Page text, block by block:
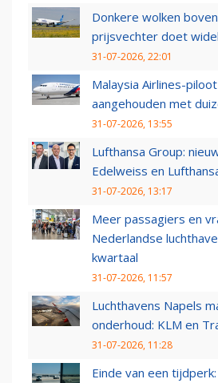
Donkere wolken
prijsvechter doet
31-07-2026, 22:01
Malaysia Airlines-
aangehouden met
31-07-2026, 13:55
Lufthansa Group:
Edelweiss en
31-07-2026, 13:17
Meer passagiers en
Nederlandse
kwartaal
31-07-2026, 11:57
Luchthavens Napels
onderhoud: KLM en
31-07-2026, 11:28
Einde van een